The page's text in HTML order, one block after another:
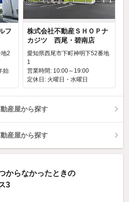
フ
2
始
株式会社不動産ＳＨＯＰナ
カジツ 西尾・碧南店
愛知県西尾市下町神明下52番地
1
営業時間: 10:00～19:00
定休日: 火曜日・水曜日
産屋から探す
産屋から探す
からなかったときの
3